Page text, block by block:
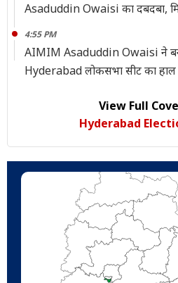
Asaduddin Owaisi का दबदबा,
4:55 PM
AIMIM Asaduddin Owaisi ने
Hyderabad लोकसभा सीट का हाल
View Full
Hyderabad